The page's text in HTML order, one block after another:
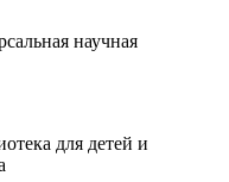
научная
для детей и